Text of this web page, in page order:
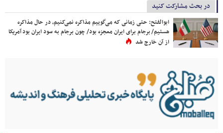
در بحث مشارکت کنید
ابوالفتح: حتی زمانی که می‌گوییم مذاکره نمی‌کنیم، در حال مذاکره
هستیم/ برجام برای ایران معجزه بود/ چون برجام به سود ایران بود آمریکا
از آن خارج شد